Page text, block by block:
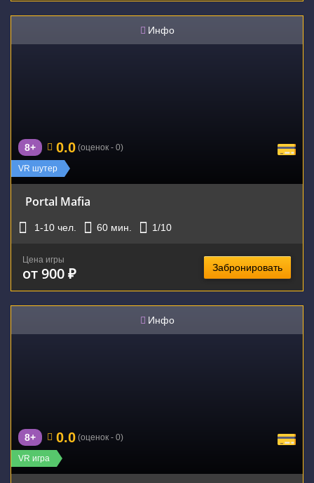
Инфо
VR шутер
8+ 0.0 (оценок - 0)
Portal Mafia
1-10 чел. 60 мин. 1/10
Цена игры
от 900 ₽ Забронировать
Инфо
VR игра
8+ 0.0 (оценок - 0)